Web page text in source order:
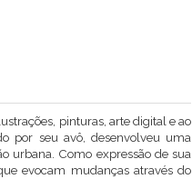
pinturas, arte digital e ao
por seu avô, desenvolveu uma
urbana. Como expressão de sua
evocam mudanças através do